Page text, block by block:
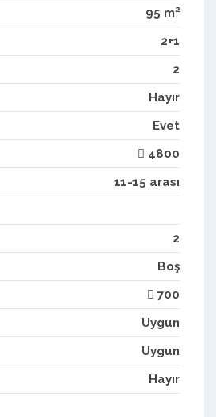
95 m2
2+1
2
Hayır
Evet
4800
11-15 arası
2
Boş
700
Uygun
Uygun
Hayır